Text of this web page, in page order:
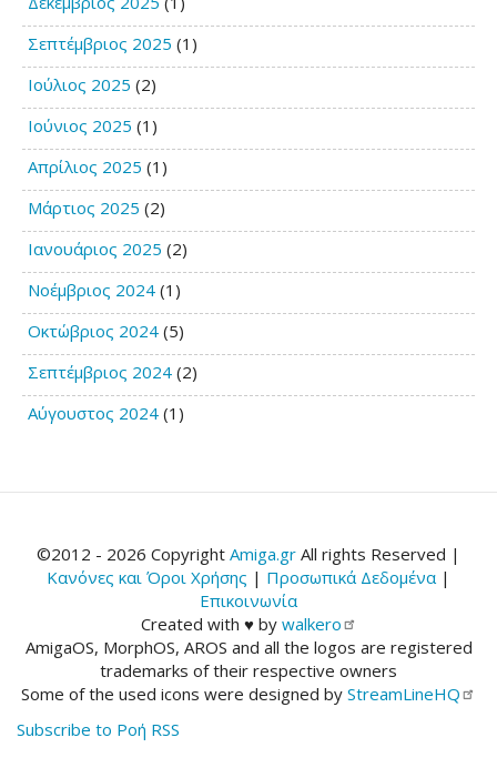
Σεπτέμβριος 2025 (1)
Ιούλιος 2025 (2)
Ιούνιος 2025 (1)
Απρίλιος 2025 (1)
Μάρτιος 2025 (2)
Ιανουάριος 2025 (2)
Νοέμβριος 2024 (1)
Οκτώβριος 2024 (5)
Σεπτέμβριος 2024 (2)
Αύγουστος 2024 (1)
©2012 - 2026 Copyright Amiga.gr All rights Reserved |
Κανόνες και Όροι Χρήσης | Προσωπικά Δεδομένα|
Επικοινωνία
Created with ♥ by walkero
AmigaOS, MorphOS, AROS and all the logos are registered
trademarks of their respective owners
Some of the used icons were designed by StreamLineHQ
Subscribe to Ροή RSS